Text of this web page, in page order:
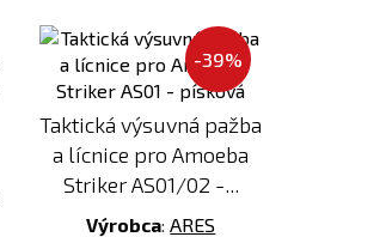
-39%
Taktická výsuvná pažba
a lícnice pro Amoeba
Striker AS01/02 -...
Výrobca:ARES
k
porovnaniu